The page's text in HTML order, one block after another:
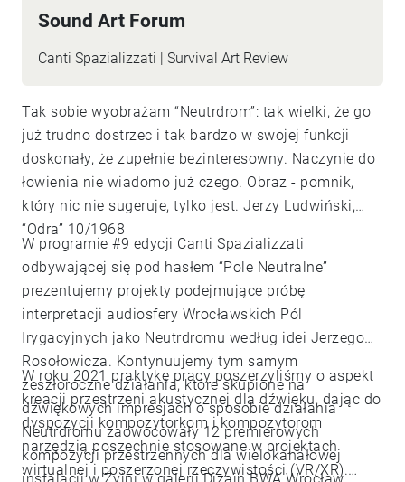
Sound Art Forum
Canti Spazializzati | Survival Art Review
Tak sobie wyobrażam “Neutrdrom”: tak wielki, że go
już trudno dostrzec i tak bardzo w swojej funkcji
doskonały, że zupełnie bezinteresowny. Naczynie do
łowienia nie wiadomo już czego. Obraz - pomnik,
który nic nie sugeruje, tylko jest. Jerzy Ludwiński,
“Odra” 10/1968
W programie #9 edycji Canti Spazializzati
odbywającej się pod hasłem “Pole Neutralne”
prezentujemy projekty podejmujące próbę
interpretacji audiosfery Wrocławskich Pól
Irygacyjnych jako Neutrdromu według idei Jerzego
Rosołowicza. Kontynuujemy tym samym
zeszłoroczne działania, które skupione na
dźwiękowych impresjach o sposobie działania
Neutrdromu zaowocowały 12 premierowych
kompozycji przestrzennych dla wielokanałowej
W roku 2021 praktykę pracy poszerzyliśmy o aspekt
kreacji przestrzeni akustycznej dla dźwięku, dając do
dyspozycji kompozytorkom i kompozytorom
narzędzią poszechnie stosowane w projektach
wirtualnej i poszerzonej rzeczywistości (VR/XR).